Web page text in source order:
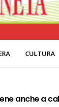
CULTURA
anche a